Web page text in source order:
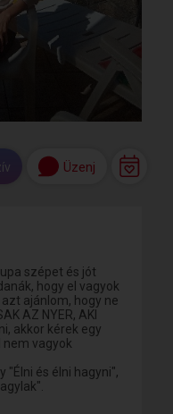
Üzenj
szépet és jót
hogy el vagyok
ajánlom, hogy ne
AZ NYER, AKI
akkor kérek egy
vagyok
"Élni és élni hagyni",